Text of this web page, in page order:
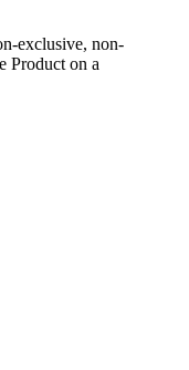
exclusive, non-
Product on a